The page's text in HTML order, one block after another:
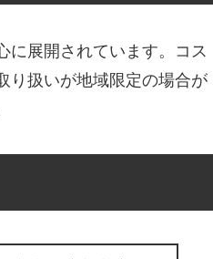
に展開されています。コス
り扱いが地域限定の場合が